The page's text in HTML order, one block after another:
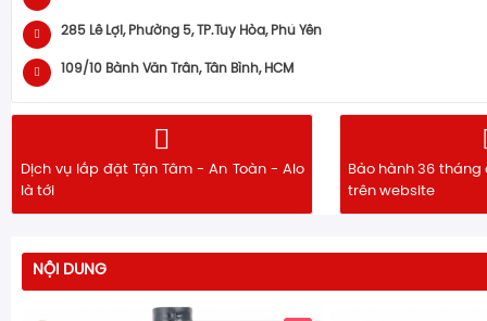
285 Lê Lợi, Phường 5, TP.Tuy Hòa, Phú Yên
109/10 Bành Văn Trân, Tân Bình, HCM
Dịch vụ lắp đặt Tận Tâm - An Toàn - Alo
là tới
Bảo hành 36
trên website
NỘI DUNG